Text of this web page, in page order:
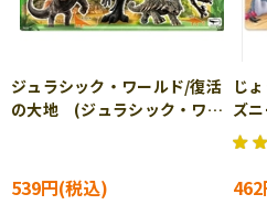
ジュラシック・ワールド/復活
の大地 (ジュラシック・ワー
539円
じ
ズ
462